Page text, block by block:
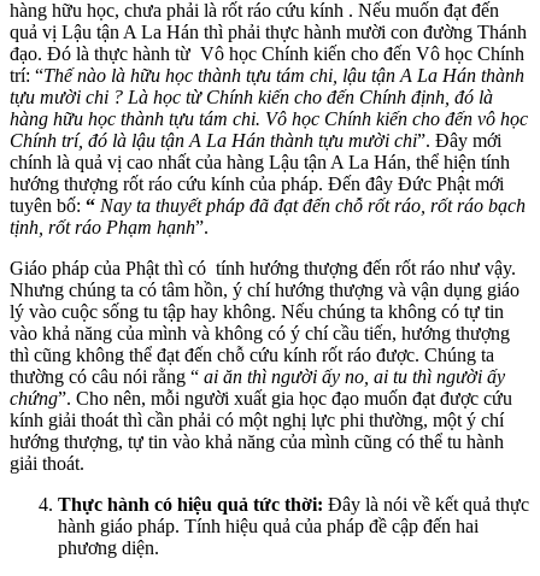
hàng hữu học, chưa phải là rốt ráo cứu kính . Nếu muốn đạt đến
quả vị Lậu tận A La Hán thì phải thực hành mười con đường Thánh
đạo. Đó là thực hành từ Vô học Chính kiến cho đến Vô học Chính
trí: “Thế nào là hữu học thành tựu tám chi, lậu tận A La Hán thành
tựu mười chi ? Là học từ Chính kiến cho đến Chính định, đó là
hàng hữu học thành tựu tám chi. Vô học Chính kiến cho đến vô học
Chính trí, đó là lậu tận A La Hán thành tựu mười chi”. Đây mới
chính là quả vị cao nhất của hàng Lậu tận A La Hán, thể hiện tính
hướng thượng rốt ráo cứu kính của pháp. Đến đây Đức Phật mới
tuyên bố: “ Nay ta thuyết pháp đã đạt đến chỗ rốt ráo, rốt ráo bạch
tịnh, rốt ráo Phạm hạnh”.
Giáo pháp của Phật thì có tính hướng thượng đến rốt ráo như vậy.
Nhưng chúng ta có tâm hồn, ý chí hướng thượng và vận dụng giáo
lý vào cuộc sống tu tập hay không. Nếu chúng ta không có tự tin
vào khả năng của mình và không có ý chí cầu tiến, hướng thượng
thì cũng không thể đạt đến chỗ cứu kính rốt ráo được. Chúng ta
thường có câu nói rằng “ ai ăn thì người ấy no, ai tu thì người ấy
chứng”. Cho nên, mỗi người xuất gia học đạo muốn đạt được cứu
kính giải thoát thì cần phải có một nghị lực phi thường, một ý chí
hướng thượng, tự tin vào khả năng của mình cũng có thể tu hành
giải thoát.
Thực hành có hiệu quả tức thời: Đây là nói về kết quả thực
hành giáo pháp. Tính hiệu quả của pháp đề cập đến hai
phương diện.